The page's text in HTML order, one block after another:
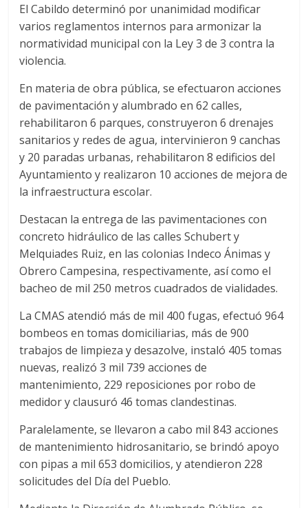
El Cabildo determinó por unanimidad modificar
varios reglamentos internos para armonizar la
normatividad municipal con la Ley 3 de 3 contra la
violencia.
En materia de obra pública, se efectuaron acciones
de pavimentación y alumbrado en 62 calles,
rehabilitaron 6 parques, construyeron 6 drenajes
sanitarios y redes de agua, intervinieron 9 canchas
y 20 paradas urbanas, rehabilitaron 8 edificios del
Ayuntamiento y realizaron 10 acciones de mejora de
la infraestructura escolar.
Destacan la entrega de las pavimentaciones con
concreto hidráulico de las calles Schubert y
Melquiades Ruiz, en las colonias Indeco Ánimas y
Obrero Campesina, respectivamente, así como el
bacheo de mil 250 metros cuadrados de vialidades.
La CMAS atendió más de mil 400 fugas, efectuó 964
bombeos en tomas domiciliarias, más de 900
trabajos de limpieza y desazolve, instaló 405 tomas
nuevas, realizó 3 mil 739 acciones de
mantenimiento, 229 reposiciones por robo de
medidor y clausuró 46 tomas clandestinas.
Paralelamente, se llevaron a cabo mil 843 acciones
de mantenimiento hidrosanitario, se brindó apoyo
con pipas a mil 653 domicilios, y atendieron 228
solicitudes del Día del Pueblo.